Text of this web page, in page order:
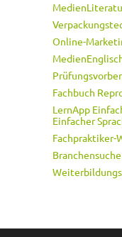
Online-
Fachbuch
LernApp
Einfacher
Fachpraktiker-
Branchensuche